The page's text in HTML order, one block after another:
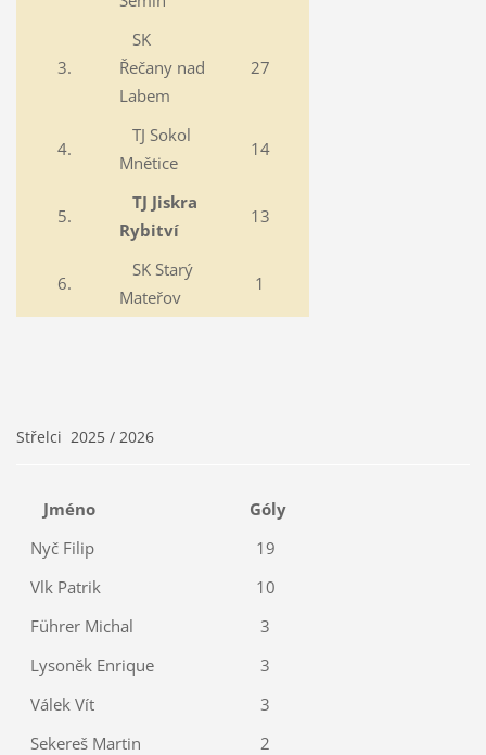
3.
SK
Řečany nad
Labem
27
4.
TJ Sokol
Mnětice
14
5.
TJ Jiskra
Rybitví
13
6.
SK Starý
Mateřov
1
Střelci 2025 / 2026
Jméno
Góly
Nyč Filip
19
Vlk Patrik
10
Führer Michal
3
Lysoněk Enrique
3
Válek Vít
3
Sekereš Martin
2